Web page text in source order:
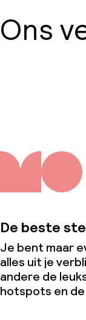
Ons
De beste
Je bent maar
alles uit je
andere de
hotspots en